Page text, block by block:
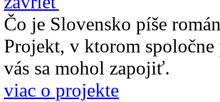
Čo je Slovensko píše
Projekt, v ktorom
vás sa mohol zapojiť.
viac o projekte